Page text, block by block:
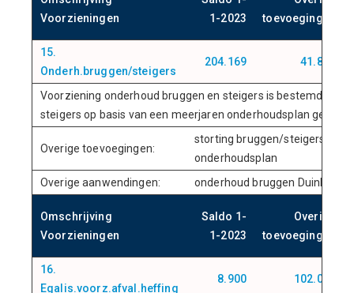
Voorzieningen
1-2023
toevoegingen
15.
Onderh.bruggen/steigers
204.169 41.880
Voorziening onderhoud bruggen en steigers is bestemd om
steigers op basis van een meerjaren onderhoudsplan
Overige toevoegingen:
storting bruggen/steigers
onderhoudsplan
Overige aanwendingen:
onderhoud bruggen
Omschrijving
Voorzieningen
Saldo 1-
1-2023
Overige
toevoegingen
16.
Egalis.voorz.afval.heffing
8.900 102.074